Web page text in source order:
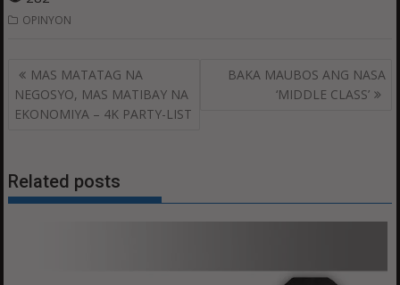
OPINYON
Post
navigation
MAS MATATAG NA
NEGOSYO, MAS MATIBAY NA
EKONOMIYA – 4K PARTY-LIST
BAKA MAUBOS ANG NASA
‘MIDDLE CLASS’
Related posts